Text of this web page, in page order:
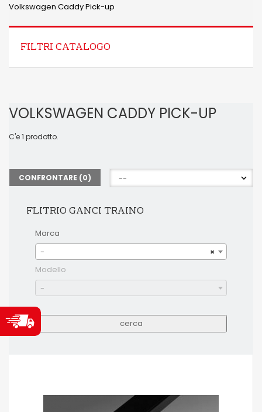
Volkswagen Caddy Pick-up
FILTRI CATALOGO
VOLKSWAGEN CADDY PICK-UP
C'e 1 prodotto.
CONFRONTARE (0)
FLITRIO GANCI TRAINO
Marca
×
-
Modello
-